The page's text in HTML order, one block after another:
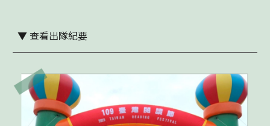
▼ 查看出隊紀要